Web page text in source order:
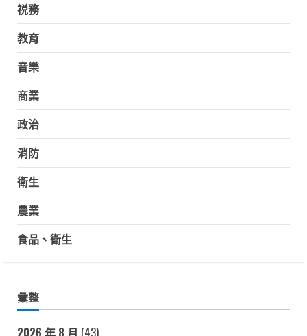
祱務
教育
音樂
商業
政治
消防
衛生
農業
食品、衛生
彙整
2026 年 8 月 (43)